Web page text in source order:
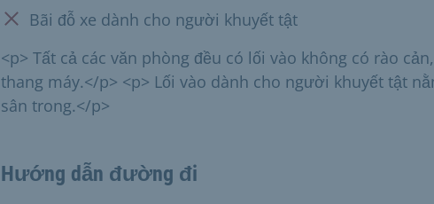
Không có:
Bãi đỗ xe dành cho người khuyết tật
<p> Tất cả các văn phòng đều có lối vào không có rào
thang máy.</p> <p> Lối vào dành cho người khuyết tật
sân trong.</p>
Hướng dẫn đường đi